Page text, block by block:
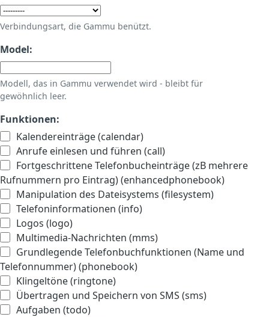
Verbindungsart, die Gammu benützt.
Model:
Modell, das in Gammu verwendet wird - bleibt für
gewöhnlich leer.
Funktionen:
Kalendereinträge (calendar)
Anrufe einlesen und führen (call)
Fortgeschrittene Telefonbucheinträge (zB mehrere
Rufnummern pro Eintrag) (enhancedphonebook)
Manipulation des Dateisystems (filesystem)
Telefoninformationen (info)
Logos (logo)
Multimedia-Nachrichten (mms)
Grundlegende Telefonbuchfunktionen (Name und
Telefonnummer) (phonebook)
Klingeltöne (ringtone)
Übertragen und Speichern von SMS (sms)
Aufgaben (todo)